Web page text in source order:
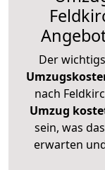
Der
nach
Umzug
sein, was
erwarten